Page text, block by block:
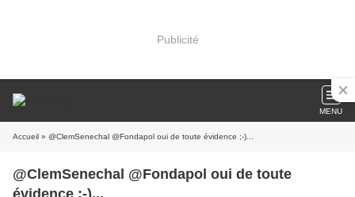
Publicité
MENU
Accueil » @ClemSenechal @Fondapol oui de toute évidence ;-)...
@ClemSenechal @Fondapol oui de toute
évidence ;-)...